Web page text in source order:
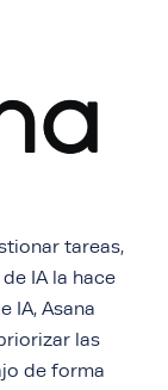
tareas,
IA la hace
IA, Asana
las
de forma